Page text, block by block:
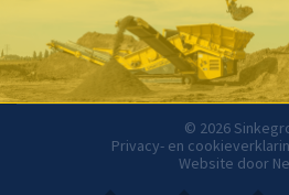
© 2026
Privacy- en
Website door